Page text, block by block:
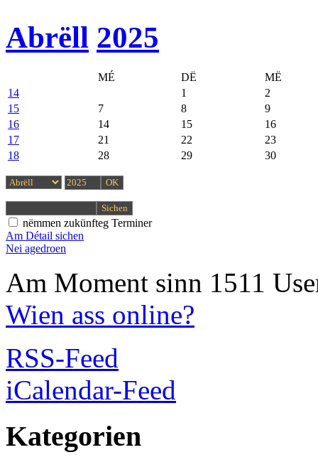
Abrëll 2025
MÉ DË
MË
14
1
2
15
7 8
9
16
14 15
16
17
21 22
23
18
28 29 30
nëmmen zukünfteg Terminer
Am Détail sichen
Nei agedroen
Am Moment sinn 1511
Wien ass online?
RSS-Feed
iCalendar-Feed
Kategorien